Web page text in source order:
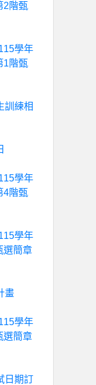
2階甄
學年
1階甄
訓練相
學年
4階甄
學年
選簡章
畫
學年
選簡章
日期訂